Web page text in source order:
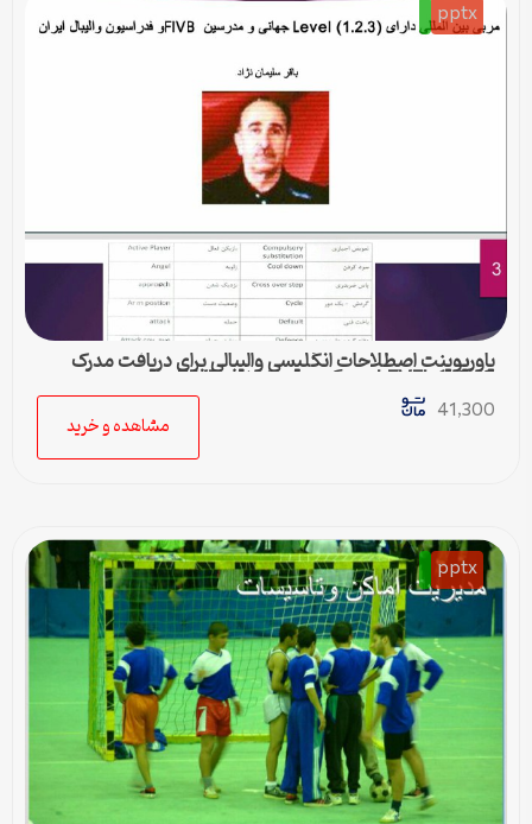
pptx
پاورپوینت اصطلاحات انگلیسی والیبالی برای دریافت مدرک
LEVEL 1 , 2 , 3 مربیگری بین المللی FIVB
41,300
مشاهده و خرید
pptx